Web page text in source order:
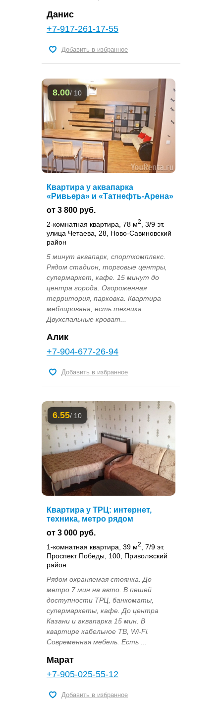
Данис
+7-917-261-17-55
Добавить в избранное
8.00/ 10
Квартира у аквапарка
«Ривьера» и «Татнефть-Арена»
от 3 800 руб.
2-комнатная квартира, 78 м2
, 3/9 эт.
улица Четаева, 28, Ново-Савиновский
район
5 минут аквапарк, спорткомплекс.
Рядом стадион, торговые центры,
супермаркет, кафе. 15 минут до
центра города. Огороженная
территория, парковка. Квартира
меблирована, есть техника.
Двухспальные кроват...
Алик
+7-904-677-26-94
Добавить в избранное
6.55/ 10
Квартира у ТРЦ: интернет,
техника, метро рядом
от 3 000 руб.
1-комнатная квартира, 39 м2
, 7/9 эт.
Проспект Победы, 100, Приволжский
район
Рядом охраняемая стоянка. До
метро 7 мин на авто. В пешей
доступности ТРЦ, банкоматы,
супермаркеты, кафе. До центра
Казани и аквапарка 15 мин. В
квартире кабельное ТВ, Wi-Fi.
Современная мебель. Есть ...
Марат
+7-905-025-55-12
Добавить в избранное